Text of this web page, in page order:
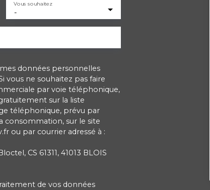
-
Vous souhaitez
données personnelles
vous ne souhaitez pas faire
par voie téléphonique,
sur la liste
téléphonique, prévu par
consommation, sur le site
ou par courrier adressé à :
CS 61311, 41013 BLOIS
de vos données